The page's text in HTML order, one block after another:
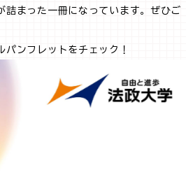
詰まった一冊になっています。ぜひご
ンフレットをチェック！